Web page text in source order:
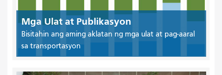
Mga Ulat at Publikasyon
Bisitahin ang aming aklatan ng mga ulat at pag-aaral
sa transportasyon